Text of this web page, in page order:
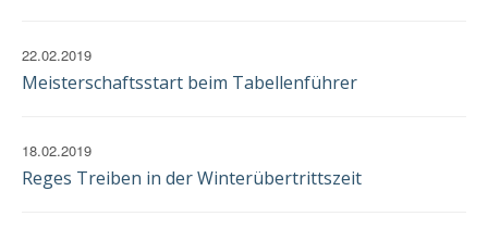
22.02.2019
Meisterschaftsstart beim Tabellenführer
18.02.2019
Reges Treiben in der Winterübertrittszeit